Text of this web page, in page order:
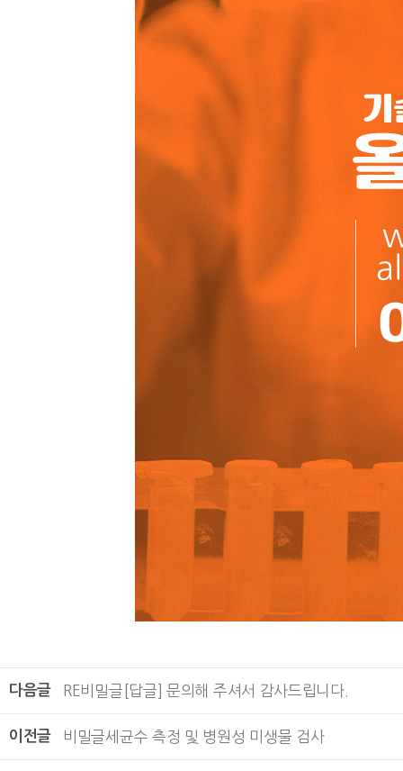
다음글 RE비밀글 [답글] 문의해 주셔서 감사드립니다.
이전글 비밀글세균수 측정 및 병원성 미생물 검사